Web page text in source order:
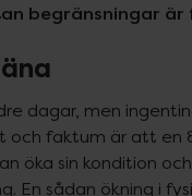
begränsningar är
dagar, men
och faktum är att en
öka sin kondition
En sådan ökning i